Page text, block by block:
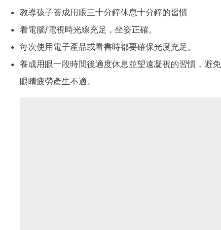
教導孩子養成用眼三十分鐘休息十分鐘的習慣
看電腦/電視時光線充足，坐姿正確。
每次使用電子產品或看書時都要確保光度充足。
養成用眼一段時間後適度休息並望遠凝視的習慣，避免
眼睛疲勞產生不適。